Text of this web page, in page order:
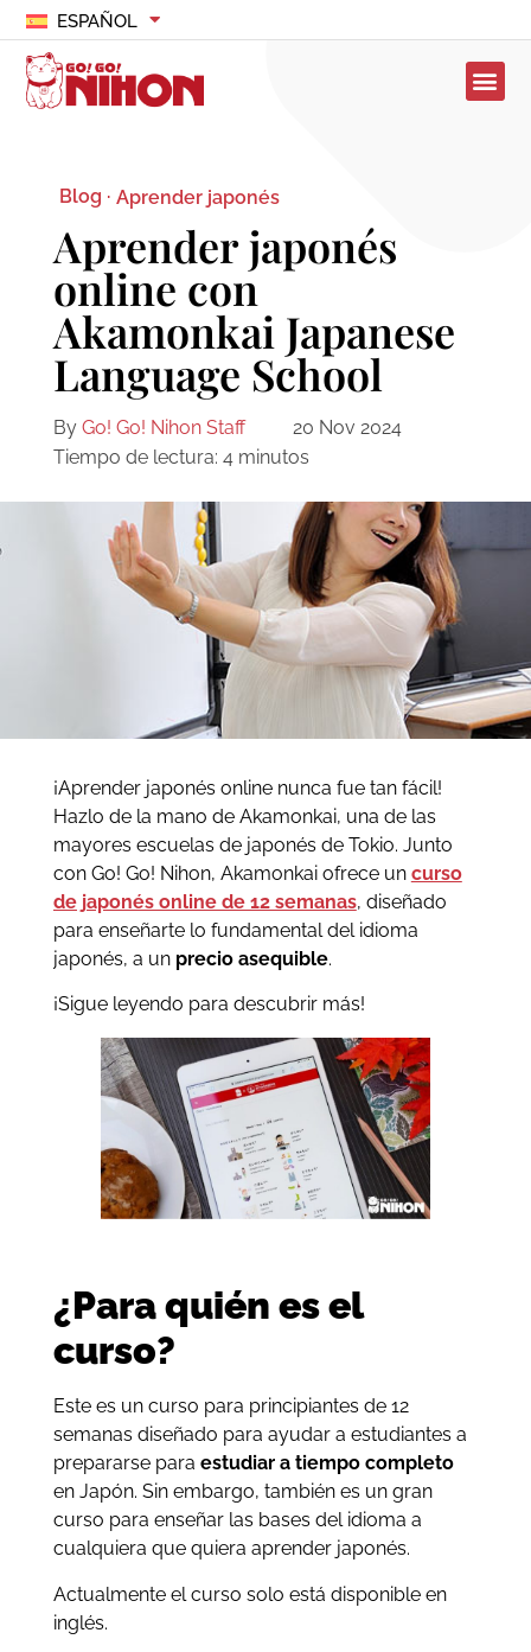
ESPAÑOL
Blog · Aprender japonés
Aprender japonés
online con
Akamonkai Japanese
Language School
By Go! Go! Nihon Staff
20 Nov 2024
Tiempo de lectura: 4 minutos
¡Aprender japonés online nunca fue tan fácil!
Hazlo de la mano de Akamonkai, una de las
mayores escuelas de japonés de Tokio. Junto
con Go! Go! Nihon, Akamonkai ofrece un curso
de japonés online de 12 semanas, diseñado
para enseñarte lo fundamental del idioma
japonés, a un precio asequible.
¡Sigue leyendo para descubrir más!
¿Para quién es el
curso?
Este es un curso para principiantes de 12
semanas diseñado para ayudar a estudiantes a
prepararse para estudiar a tiempo completo
en Japón. Sin embargo, también es un gran
curso para enseñar las bases del idioma a
cualquiera que quiera aprender japonés.
Actualmente el curso solo está disponible en
inglés.